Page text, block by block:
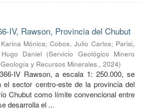
IV, Rawson, Provincia del Chubut
Mónica;Cobos, Julio Carlos; Parisi,
Daniel (Servicio Geológico Minero
y Recursos Minerales., 2024)
IV Rawson, a escala 1: 250.000, se
el sector centro-este de la provincia del
Chubut como límite convencional entre
desarrolla el ...